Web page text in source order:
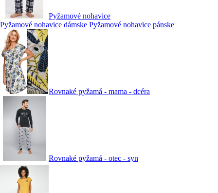
Pyžamové nohavice
Pyžamové nohavice dámske Pyžamové nohavice pánske
Rovnaké pyžamá - mama - dcéra
Rovnaké pyžamá - otec - syn